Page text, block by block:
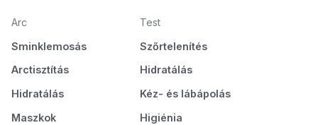
Arc
Sminklemosás
Arctisztítás
Hidratálás
Maszkok
Test
Szőrtelenítés
Hidratálás
Kéz- és lábápolás
Higiénia